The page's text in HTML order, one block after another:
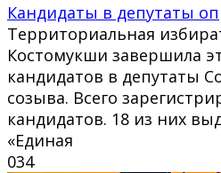
Кандидаты в депутаты
Территориальная
Костомукши завершила
кандидатов в депутаты
созыва. Всего
кандидатов. 18 из них
«Единая
034